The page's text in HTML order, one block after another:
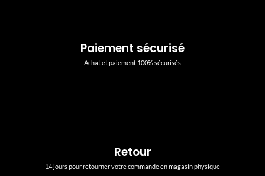
Paiement sécurisé
Achat et paiement 100% sécurisés
Retour
14 jours pour retourner votre commande en magasin physique